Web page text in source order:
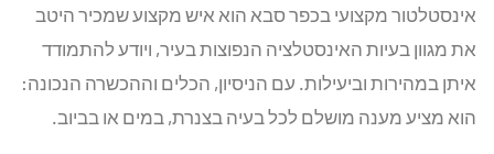
אינסטלטור מקצועי בכפר סבא הוא איש מקצוע שמכיר היטב
את מגוון בעיות האינסטלציה הנפוצות בעיר, ויודע להתמודד
איתן במהירות וביעילות. עם הניסיון, הכלים וההכשרה הנכונה:
הוא מציע מענה מושלם לכל בעיה בצנרת, במים או בביוב.